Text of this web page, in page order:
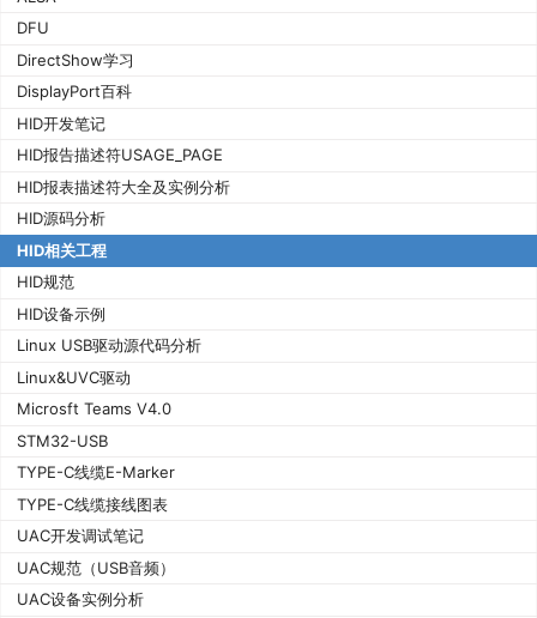
DFU
DirectShow学习
DisplayPort百科
HID开发笔记
HID报告描述符USAGE_PAGE
HID报表描述符大全及实例分析
HID源码分析
HID相关工程
HID规范
HID设备示例
Linux USB驱动源代码分析
Linux&UVC驱动
Microsft Teams V4.0
STM32-USB
TYPE-C线缆E-Marker
TYPE-C线缆接线图表
UAC开发调试笔记
UAC规范（USB音频）
UAC设备实例分析